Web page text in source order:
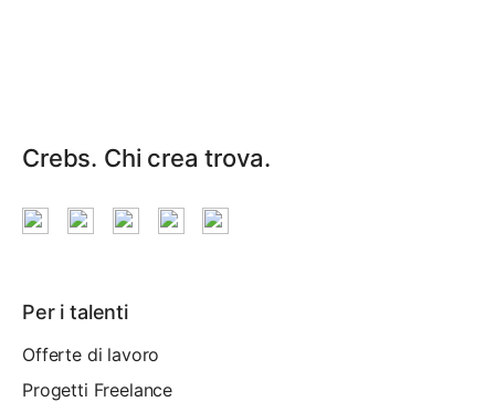
Crebs. Chi crea trova.
Per i talenti
Offerte di lavoro
Progetti Freelance